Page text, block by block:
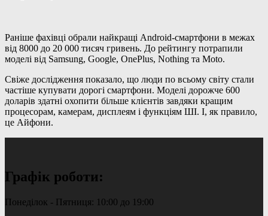
Раніше фахівці обрали найкращі Android-смартфони в межах
від 8000 до 20 000 тисяч гривень. До рейтингу потрапили
моделі від Samsung, Google, OnePlus, Nothing та Moto.
Свіже дослідження показало, що люди по всьому світу стали
частіше купувати дорогі смартфони. Моделі дорожче 600
доларів здатні охопити більше клієнтів завдяки кращим
процесорам, камерам, дисплеям і функціям ШІ. І, як правило,
це Айфони.
Графік роботи:
Понеділок - Пятниця: 10:00 до 19:00